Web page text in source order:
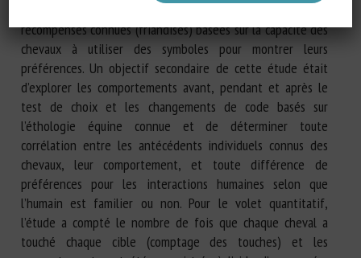
récompenses connues (friandises) basées sur la capacité des
chevaux à utiliser des symboles pour montrer leurs
préférences. Un objectif secondaire de cette étude était
d’explorer les comportements avant, pendant et après le
test de choix et les changements de code basés sur
l’éthologie équine connue et de déterminer toute
corrélation entre les antécédents individuels connus des
chevaux, leur comportement, et toute différence de
préférences pour les interactions humaines selon que
l’humain est familier ou non. Pour le volet quantitatif,
l’étude a compté le nombre de fois que chaque cheval a
touché chaque cible (comptage des touches) et les